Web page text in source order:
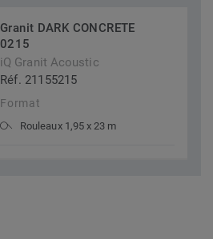
Granit DARK CONCRETE
0215
iQ Granit Acoustic
Réf. 21155215
Format
Rouleaux 1,95 x 23 m